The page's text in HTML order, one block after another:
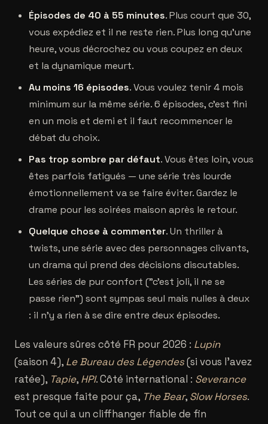
Épisodes de 40 à 55 minutes. Plus court que 30,
vous expédiez et il ne reste rien. Plus long qu'une
heure, vous décrochez ou vous coupez en deux
et la dynamique meurt.
Au moins 16 épisodes. Vous voulez tenir 4 mois
minimum sur la même série. 6 épisodes, c'est fini
en un mois et demi et il faut recommencer le
débat du choix.
Pas trop sombre par défaut. Vous êtes loin, vous
êtes parfois fatigués — une série très lourde
émotionnellement va se faire éviter. Gardez le
drame pour les soirées maison après le retour.
Quelque chose à commenter. Un thriller à
twists, une série avec des personnages clivants,
un drama qui prend des décisions discutables.
Les séries de pur confort ("c'est joli, il ne se
passe rien") sont sympas seul mais nulles à deux
: il n'y a rien à se dire entre deux épisodes.
Les valeurs sûres côté FR pour 2026 : Lupin
(saison 4), Le Bureau des Légendes(si vous l'avez
ratée), Tapie, HPI. Côté international : Severance
est presque faite pour ça, The Bear, Slow Horses.
Tout ce qui a un cliffhanger fiable de fin